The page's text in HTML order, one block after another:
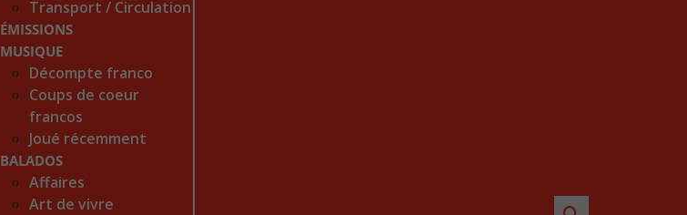
Transport / Circulation
ÉMISSIONS
MUSIQUE
Décompte franco
Coups de coeur
francos
Joué récemment
BALADOS
Affaires
Art de vivre